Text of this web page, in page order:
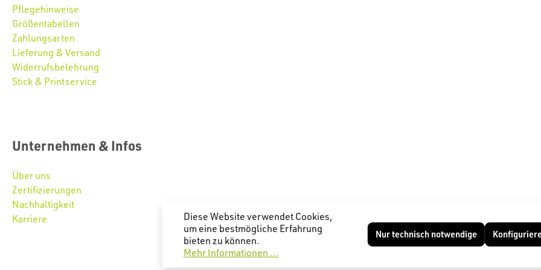
Pflegehinweise
Größentabellen
Zahlungsarten
Lieferung & Versand
Widerrufsbelehrung
Stick & Printservice
Unternehmen & Infos
Über uns
Zertifizierungen
Nachhaltigkeit
Karriere
Diese Website verwendet Cookies,
um eine bestmögliche Erfahrung
bieten zu können.
Mehr Informationen ...
Nur technisch notwendige